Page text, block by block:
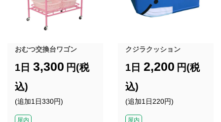
おむつ交換台ワゴン
1日 3,300 円(税
込)
(追加1日330円)
屋内
クジラクッション
1日 2,200 円(税
込)
(追加1日220円)
屋内